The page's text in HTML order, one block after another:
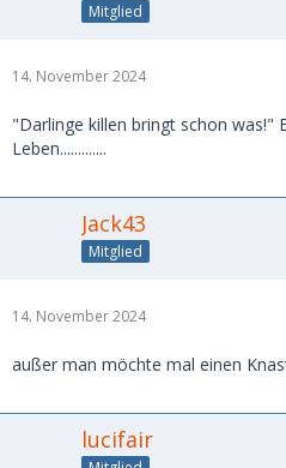
Mitglied
14. November 2024
"Darlinge killen bringt schon was!"
Leben.............
Jack43
Mitglied
14. November 2024
außer man möchte mal einen
lucifair